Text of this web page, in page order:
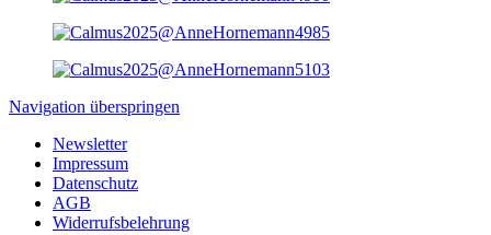
Navigation überspringen
Newsletter
Impressum
Datenschutz
AGB
Widerrufsbelehrung